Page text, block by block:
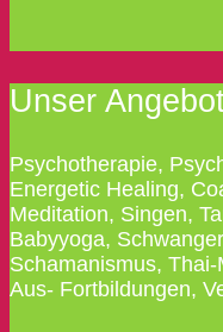
Unser
Psychotherapie,
Energetic Healing,
Meditation, Singen,
Babyyoga,
Schamanismus, Thai-
Aus- Fortbildungen,